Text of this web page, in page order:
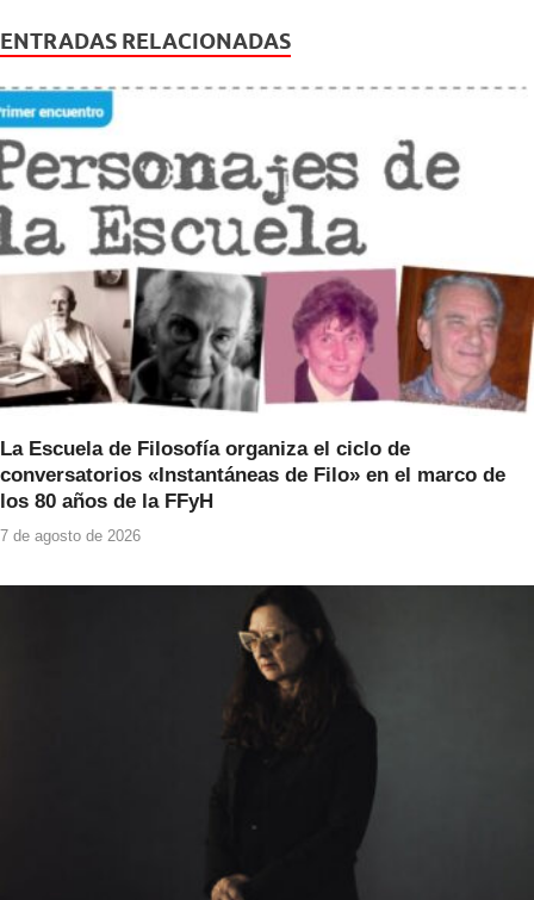
e
b
o
o
k
er s
A
p
ENTRADAS RELACIONADAS
La Escuela de Filosofía organiza el ciclo de
conversatorios «Instantáneas de Filo» en el marco de
los 80 años de la FFyH
7 de agosto de 2026